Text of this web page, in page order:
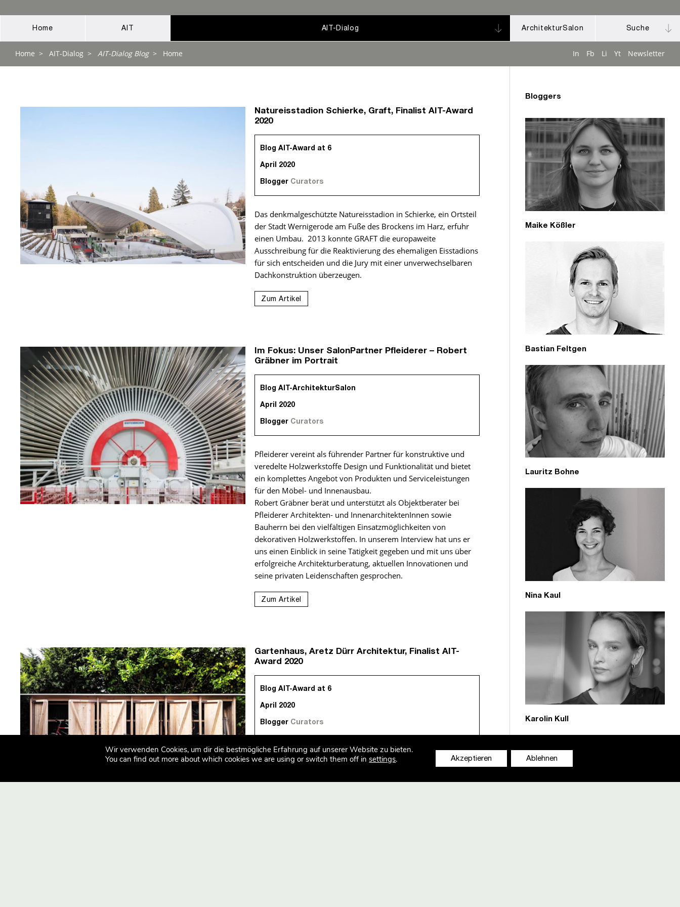
Home AIT AIT-Dialog ArchitekturSalon Suche
Home > AIT-Dialog > AIT-Dialog Blog> Home In Fb Li Yt Newsletter
Natureisstadion Schierke, Graft, Finalist AIT-Award
2020
Blog AIT-Award at 6
April 2020
Blogger Curators
Das denkmalgeschützte Natureisstadion in Schierke, ein Ortsteil
der Stadt Wernigerode am Fuße des Brockens im Harz, erfuhr
einen Umbau. 2013 konnte GRAFT die europaweite
Ausschreibung für die Reaktivierung des ehemaligen Eisstadions
für sich entscheiden und die Jury mit einer unverwechselbaren
Dachkonstruktion überzeugen.
Zum Artikel
Im Fokus: Unser SalonPartner Pfleiderer – Robert
Gräbner im Portrait
Blog AIT-ArchitekturSalon
April 2020
Blogger Curators
Pfleiderer vereint als führender Partner für konstruktive und
veredelte Holzwerkstoffe Design und Funktionalität und bietet
ein komplettes Angebot von Produkten und Serviceleistungen
für den Möbel- und Innenausbau.
Robert Gräbner berät und unterstützt als Objektberater bei
Pfleiderer Architekten- und InnenarchitektenInnen sowie
Bauherrn bei den vielfältigen Einsatzmöglichkeiten von
dekorativen Holzwerkstoffen. In unserem Interview hat uns er
uns einen Einblick in seine Tätigkeit gegeben und mit uns über
erfolgreiche Architekturberatung, aktuellen Innovationen und
seine privaten Leidenschaften gesprochen.
Zum Artikel
Gartenhaus, Aretz Dürr Architektur, Finalist AIT-
Award 2020
Blog AIT-Award at 6
April 2020
Blogger Curators
Für ein Ferienhaus im niederländischen Küstenort Oostkapelle
gestalteten Aretz Dürr Architektur aus Köln ein Gartenhaus zum
Bloggers
Maike Kößler
Bastian Feltgen
Lauritz Bohne
Nina Kaul
Karolin Kull
Wir verwenden Cookies, um dir die bestmögliche Erfahrung auf unserer Website zu bieten.
You can find out more about which cookies we are using or switch them off insettings. Akzeptieren Ablehnen